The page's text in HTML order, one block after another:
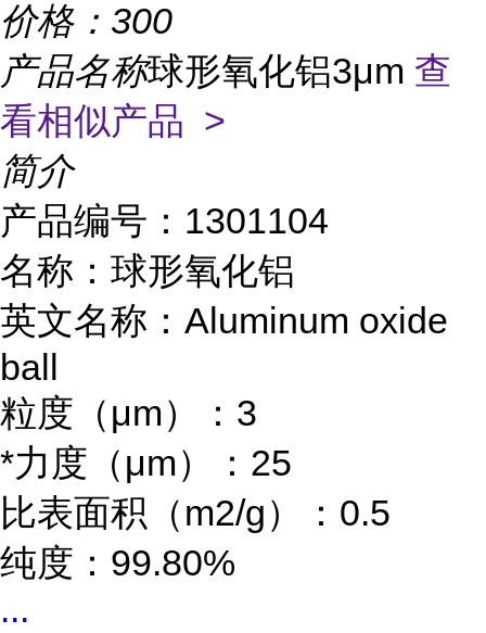
价格： 300
产品名称球形氧化铝3μm 查
看相似产品 >
简介
产品编号：1301104
名称：球形氧化铝
英文名称：Aluminum oxide
ball
粒度（μm）：3
*力度（μm）：25
比表面积（m2/g）：0.5
纯度：99.80%
...